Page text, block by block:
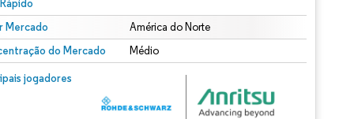
Mercado América do Norte
do Mercado Médio
jogadores
© Mordor Intelligence. O reuso requer atribuição conforme CC BY 4.0.